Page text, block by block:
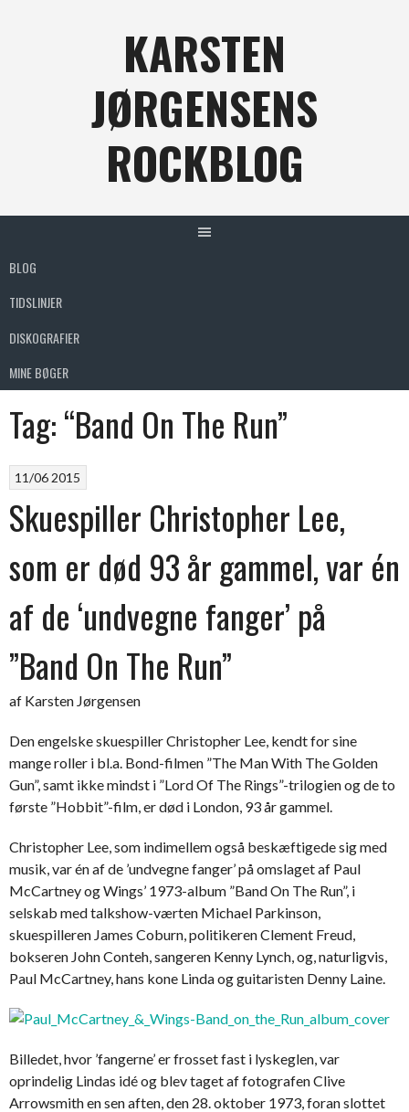
KARSTEN
JØRGENSENS
ROCKBLOG
BLOG
TIDSLINJER
DISKOGRAFIER
MINE BØGER
Tag:“Band On The Run”
11/06 2015
Skuespiller Christopher Lee,
som er død 93 år gammel, var én
af de ‘undvegne fanger’ på
”Band On The Run”
af Karsten Jørgensen
Den engelske skuespiller Christopher Lee, kendt for sine
mange roller i bl.a. Bond-filmen ”The Man With The Golden
Gun”, samt ikke mindst i ”Lord Of The Rings”-trilogien og de to
første ”Hobbit”-film, er død i London, 93 år gammel.
Christopher Lee, som indimellem også beskæftigede sig med
musik, var én af de ’undvegne fanger’ på omslaget af Paul
McCartney og Wings’ 1973-album ”Band On The Run”, i
selskab med talkshow-værten Michael Parkinson,
skuespilleren James Coburn, politikeren Clement Freud,
bokseren John Conteh, sangeren Kenny Lynch, og, naturligvis,
Paul McCartney, hans kone Linda og guitaristen Denny Laine.
Billedet, hvor ’fangerne’ er frosset fast i lyskeglen, var
oprindelig Lindas idé og blev taget af fotografen Clive
Arrowsmith en sen aften, den 28. oktober 1973, foran slottet